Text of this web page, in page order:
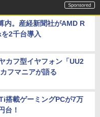
内。産経新聞社がAMD R
2千台導入
カフ型イヤフォン「UU2
フマニアが語る
搭載ゲーミングPCが7万
台！